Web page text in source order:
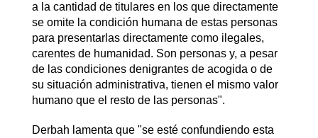
a la cantidad de titulares en los que directamente
se omite la condición humana de estas personas
para presentarlas directamente como ilegales,
carentes de humanidad. Son personas y, a pesar
de las condiciones denigrantes de acogida o de
su situación administrativa, tienen el mismo valor
humano que el resto de las personas".
Derbah lamenta que "se esté confundiendo esta